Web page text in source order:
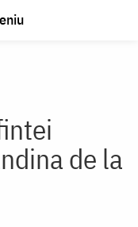
de la